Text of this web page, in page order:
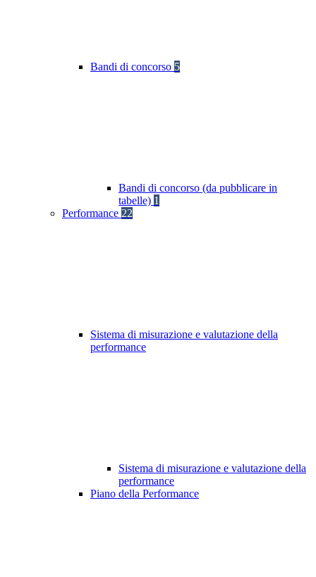
Bandi di concorso 5
Bandi di concorso (da pubblicare in
tabelle) 1
Performance 22
Sistema di misurazione e valutazione della
performance
Sistema di misurazione e valutazione della
performance
Piano della Performance